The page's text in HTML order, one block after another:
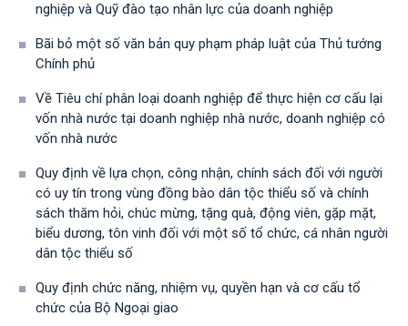
nghiệp và Quỹ đào tạo nhân lực của doanh nghiệp
Bãi bỏ một số văn bản quy phạm pháp luật của Thủ tướng
Chính phủ
Về Tiêu chí phân loại doanh nghiệp để thực hiện cơ cấu lại
vốn nhà nước tại doanh nghiệp nhà nước, doanh nghiệp có
vốn nhà nước
Quy định về lựa chọn, công nhận, chính sách đối với người
có uy tín trong vùng đồng bào dân tộc thiểu số và chính
sách thăm hỏi, chúc mừng, tặng quà, động viên, gặp mặt,
biểu dương, tôn vinh đối với một số tổ chức, cá nhân người
dân tộc thiểu số
Quy định chức năng, nhiệm vụ, quyền hạn và cơ cấu tổ
chức của Bộ Ngoại giao